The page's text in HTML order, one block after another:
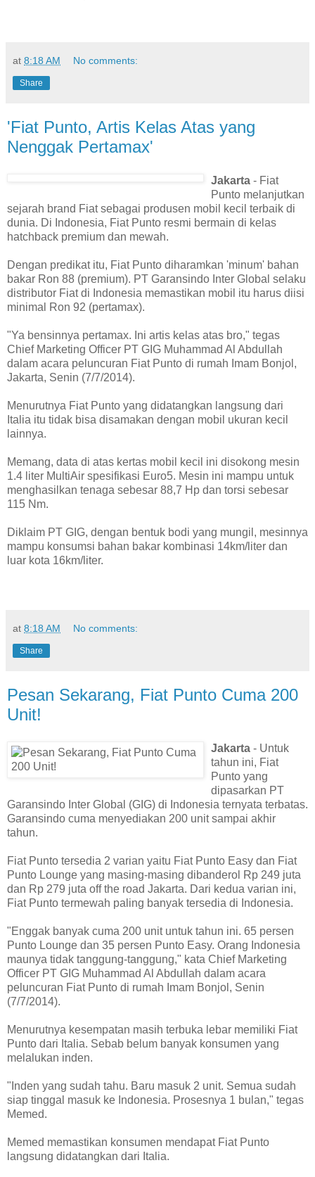
at 8:18 AM No comments:
Share
'Fiat Punto, Artis Kelas Atas yang
Nenggak Pertamax'
Jakarta - Fiat
Punto melanjutkan
sejarah brand Fiat sebagai produsen mobil kecil terbaik di
dunia. Di Indonesia, Fiat Punto resmi bermain di kelas
hatchback premium dan mewah.
Dengan predikat itu, Fiat Punto diharamkan 'minum' bahan
bakar Ron 88 (premium). PT Garansindo Inter Global selaku
distributor Fiat di Indonesia memastikan mobil itu harus diisi
minimal Ron 92 (pertamax).
"Ya bensinnya pertamax. Ini artis kelas atas bro," tegas
Chief Marketing Officer PT GIG Muhammad Al Abdullah
dalam acara peluncuran Fiat Punto di rumah Imam Bonjol,
Jakarta, Senin (7/7/2014).
Menurutnya Fiat Punto yang didatangkan langsung dari
Italia itu tidak bisa disamakan dengan mobil ukuran kecil
lainnya.
Memang, data di atas kertas mobil kecil ini disokong mesin
1.4 liter MultiAir spesifikasi Euro5. Mesin ini mampu untuk
menghasilkan tenaga sebesar 88,7 Hp dan torsi sebesar
115 Nm.
Diklaim PT GIG, dengan bentuk bodi yang mungil, mesinnya
mampu konsumsi bahan bakar kombinasi 14km/liter dan
luar kota 16km/liter.
at 8:18 AM No comments:
Share
Pesan Sekarang, Fiat Punto Cuma 200
Unit!
Jakarta - Untuk
tahun ini, Fiat
Punto yang
dipasarkan PT
Garansindo Inter Global (GIG) di Indonesia ternyata terbatas.
Garansindo cuma menyediakan 200 unit sampai akhir
tahun.
Fiat Punto tersedia 2 varian yaitu Fiat Punto Easy dan Fiat
Punto Lounge yang masing-masing dibanderol Rp 249 juta
dan Rp 279 juta off the road Jakarta. Dari kedua varian ini,
Fiat Punto termewah paling banyak tersedia di Indonesia.
"Enggak banyak cuma 200 unit untuk tahun ini. 65 persen
Punto Lounge dan 35 persen Punto Easy. Orang Indonesia
maunya tidak tanggung-tanggung," kata Chief Marketing
Officer PT GIG Muhammad Al Abdullah dalam acara
peluncuran Fiat Punto di rumah Imam Bonjol, Senin
(7/7/2014).
Menurutnya kesempatan masih terbuka lebar memiliki Fiat
Punto dari Italia. Sebab belum banyak konsumen yang
melalukan inden.
"Inden yang sudah tahu. Baru masuk 2 unit. Semua sudah
siap tinggal masuk ke Indonesia. Prosesnya 1 bulan," tegas
Memed.
Memed memastikan konsumen mendapat Fiat Punto
langsung didatangkan dari Italia.